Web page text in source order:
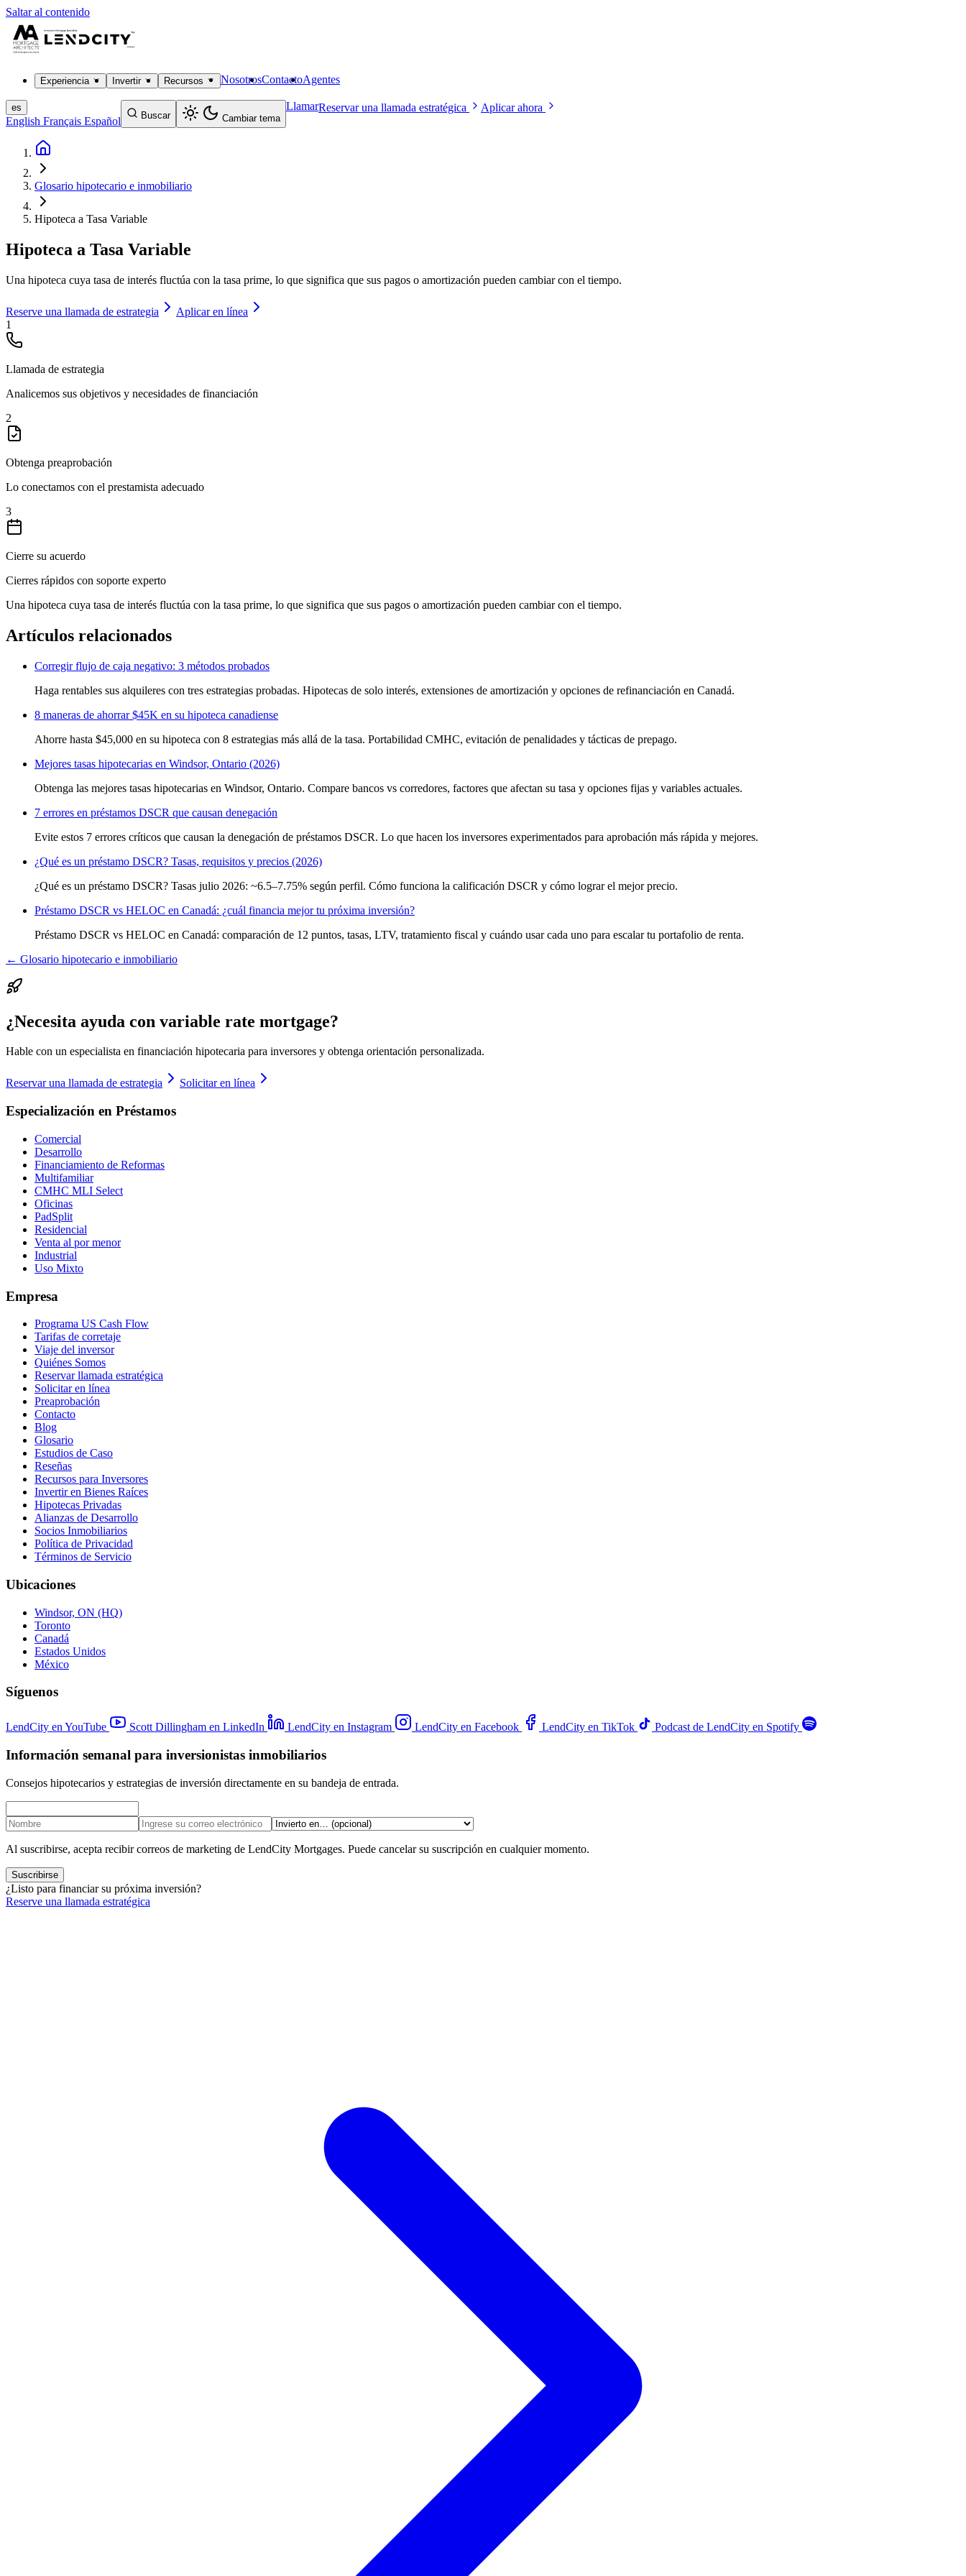
Saltar al contenido
Experiencia Invertir Recursos NosotrosContactoAgentes
es
English Français Español Buscar Cambiar tema
LlamarReservar una llamada estratégica Aplicar ahora
Glosario hipotecario e inmobiliario
Hipoteca a Tasa Variable
Hipoteca a Tasa Variable
Una hipoteca cuya tasa de interés fluctúa con la tasa prime, lo que significa que sus pagos o amortización pueden cambiar con el tiempo.
Reserve una llamada de estrategia
Aplicar en línea
1
Llamada de estrategia
Analicemos sus objetivos y necesidades de financiación
2
Obtenga preaprobación
Lo conectamos con el prestamista adecuado
3
Cierre su acuerdo
Cierres rápidos con soporte experto
Una hipoteca cuya tasa de interés fluctúa con la tasa prime, lo que significa que sus pagos o amortización pueden cambiar con el tiempo.
Artículos relacionados
Corregir flujo de caja negativo: 3 métodos probados
Haga rentables sus alquileres con tres estrategias probadas. Hipotecas de solo interés, extensiones de amortización y opciones de refinanciación en Canadá.
8 maneras de ahorrar $45K en su hipoteca canadiense
Ahorre hasta $45,000 en su hipoteca con 8 estrategias más allá de la tasa. Portabilidad CMHC, evitación de penalidades y tácticas de prepago.
Mejores tasas hipotecarias en Windsor, Ontario (2026)
Obtenga las mejores tasas hipotecarias en Windsor, Ontario. Compare bancos vs corredores, factores que afectan su tasa y opciones fijas y variables actuales.
7 errores en préstamos DSCR que causan denegación
Evite estos 7 errores críticos que causan la denegación de préstamos DSCR. Lo que hacen los inversores experimentados para aprobación más rápida y mejores.
¿Qué es un préstamo DSCR? Tasas, requisitos y precios (2026)
¿Qué es un préstamo DSCR? Tasas julio 2026: ~6.5–7.75% según perfil. Cómo funciona la calificación DSCR y cómo lograr el mejor precio.
Préstamo DSCR vs HELOC en Canadá: ¿cuál financia mejor tu próxima inversión?
Préstamo DSCR vs HELOC en Canadá: comparación de 12 puntos, tasas, LTV, tratamiento fiscal y cuándo usar cada uno para escalar tu portafolio de renta.
← Glosario hipotecario e inmobiliario
¿Necesita ayuda con variable rate mortgage?
Hable con un especialista en financiación hipotecaria para inversores y obtenga orientación personalizada.
Reservar una llamada de estrategia Solicitar en línea
Especialización en Préstamos
Comercial
Desarrollo
Financiamiento de Reformas
Multifamiliar
CMHC MLI Select
Oficinas
PadSplit
Residencial
Venta al por menor
Industrial
Uso Mixto
Empresa
Programa US Cash Flow
Tarifas de corretaje
Viaje del inversor
Quiénes Somos
Reservar llamada estratégica
Solicitar en línea
Preaprobación
Contacto
Blog
Glosario
Estudios de Caso
Reseñas
Recursos para Inversores
Invertir en Bienes Raíces
Hipotecas Privadas
Alianzas de Desarrollo
Socios Inmobiliarios
Política de Privacidad
Términos de Servicio
Ubicaciones
Windsor, ON (HQ)
Toronto
Canadá
Estados Unidos
México
Síguenos
LendCity en YouTube Scott Dillingham en LinkedIn LendCity en Instagram LendCity en Facebook LendCity en TikTok Podcast de LendCity en Spotify
Información semanal para inversionistas inmobiliarios
Consejos hipotecarios y estrategias de inversión directamente en su bandeja de entrada.
Al suscribirse, acepta recibir correos de marketing de LendCity Mortgages. Puede cancelar su suscripción en cualquier momento.
Suscribirse
¿Listo para financiar su próxima inversión?
Reserve una llamada estratégica